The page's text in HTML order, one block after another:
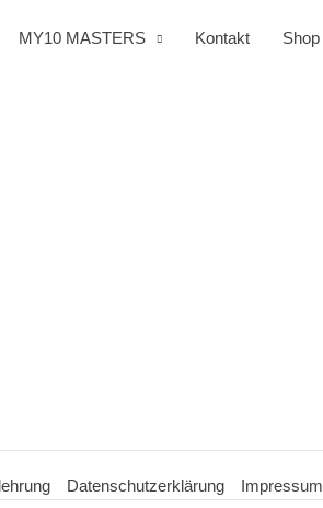
MY10 MASTERS Kontakt Shop
Datenschutzerklärung Impressum